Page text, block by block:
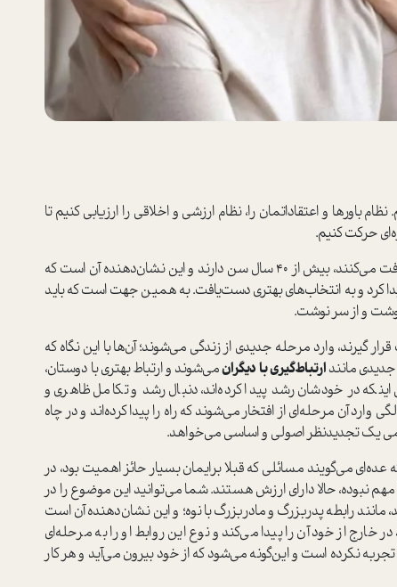
و اعتقاداتمان را، نظام ارزشی و اخلاقی را ارزیابی کنیم تا
حرکت کنیم.
در امریکا، بیش از نیمی از کسانی که مدرک دکترا را دریافت می‌کنند، بیش از ۴۰ سال سن دارند و این نشان‌دهنده آن است که
کرد و به انتخاب‌های بهتری دست‌یافت. به همین جهت است که باید
و از سر نوشت.
گیرند، وارد مرحله جدیدی از زندگی می‌شوند؛ آن‌ها با این نگاه که
مانندارتباط‌گیری با دیگرانمی‌شوند و ارتباط بهتری با دوستان،
اینکه در خودشان رشد پیدا کرده‌اند، دنبال رشد و تکامل ظاهری و
خویش نیستند و معمولا هم بین ۶۵ تا ۱۰۰ سالگی وارد آن مرحله‌ای از افتخار می‌شوند که راه را پیدا کرده‌اند و در چاه
یک تجدیدنظر اصولی و اساسی می‌خواهد.
می‌گویند مسائلی که قبلا برایمان بسیار حائز اهمیت بود، در
نبوده، حالا دارای ارزش هستند. شما می‌توانید این موضوع را در
رابطه پدربزرگ و مادربزرگ با نوه؛ و این نشان‌دهنده آن است
از خود آن را پیدا می‌کند و نوع این روابط او را به مرحله‌ای
تجربه نکرده‌ است و این‌گونه می‌شود که از خود بیرون می‌آید و هر کار